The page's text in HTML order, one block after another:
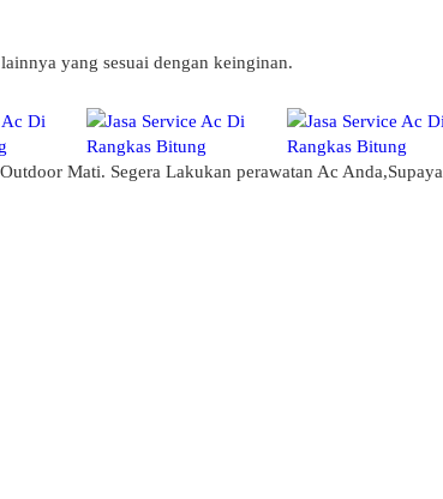
yang sesuai dengan keinginan.
Mati. Segera Lakukan perawatan Ac Anda,Supaya